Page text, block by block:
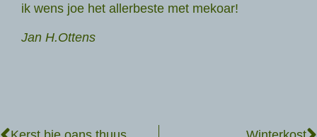
ik wens joe het allerbeste met mekoar!
Jan H.Ottens